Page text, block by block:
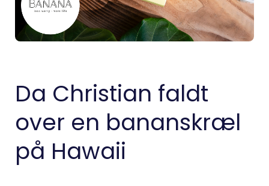
Da Christian faldt
over en bananskræl
på Hawaii